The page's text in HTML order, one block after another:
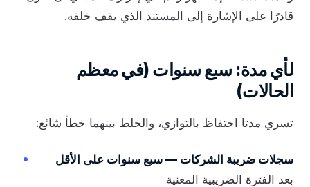
قادرًا على الإشارة إلى المستند الذي يقف خلفه.
لأي مدة: سبع سنوات (في معظم
الحالات)
تسري مدتا احتفاظ بالتوازي، والخلط بينهما خطأ شائع:
سجلات ضريبة الشركات — سبع سنوات على الأقل
بعد الفترة الضريبية المعنية